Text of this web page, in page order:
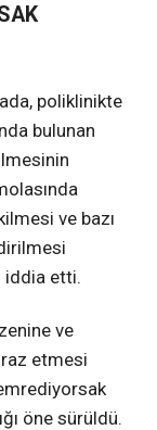
poliklinikte
bulunan
ve bazı
iddia etti.
ve
etmesi
öne sürüldü.